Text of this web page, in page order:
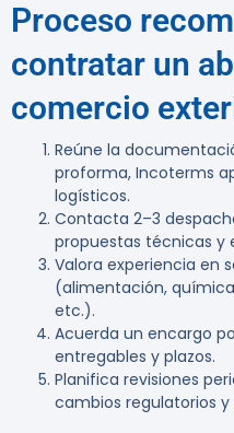
Proceso
contratar un
comercio
Reúne la
proforma, Incoterms
logísticos.
Contacta 2–3
propuestas técnicas y
Valora experiencia en
(alimentación,
etc.).
Acuerda un encargo
entregables y plazos.
Planifica revisiones
cambios regulatorios